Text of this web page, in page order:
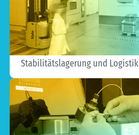
Stabilitätslagerung und Logistik